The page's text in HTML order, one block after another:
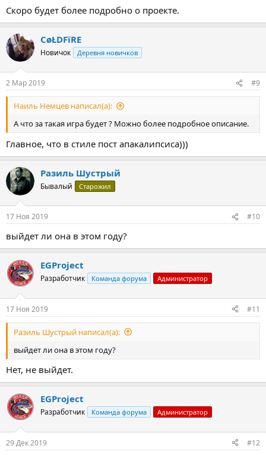
Скоро будет более подробно о проекте.
CøŁDFïRE
Новичок Деревня новичков
2 Мар 2019 #9
Наиль Немцев написал(а):
А что за такая игра будет ? Можно более подробное описание.
Главное, что в стиле пост апакалипсиса)))
Разиль Шустрый
Бывалый Старожил
17 Ноя 2019 #10
выйдет ли она в этом году?
EGProject
Разработчик Команда форума Администратор
17 Ноя 2019 #11
Разиль Шустрый написал(а):
выйдет ли она в этом году?
Нет, не выйдет.
EGProject
Разработчик Команда форума Администратор
29 Дек 2019 #12